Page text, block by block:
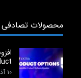
محصولات تصادفی
۱۰ آذر ۱۳۹۹